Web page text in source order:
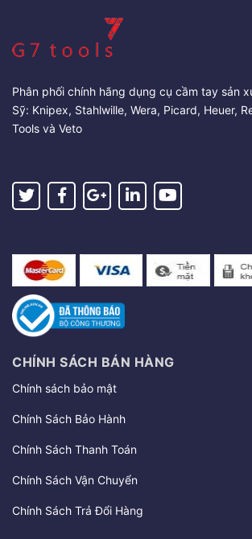
Phân phối chính hãng dụng cụ cầm tay sản
Sỹ: Knipex, Stahlwille, Wera, Picard, Heuer,
Tools và Veto
CHÍNH SÁCH BÁN HÀNG
Chính sách bảo mật
Chính Sách Bảo Hành
Chính Sách Thanh Toán
Chính Sách Vận Chuyển
Chính Sách Trả Đổi Hàng